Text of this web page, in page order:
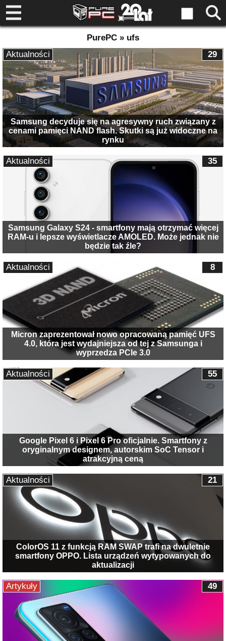
PurePC » ufs
Samsung decyduje się na agresywny ruch związany z
cenami pamięci NAND flash. Skutki są już widoczne na
rynku
29
Aktualności
Samsung Galaxy S24 - smartfony mają otrzymać więcej
RAM-u i lepsze wyświetlacze AMOLED. Może jednak nie
będzie tak źle?
35
Aktualności
Micron zaprezentował nowo opracowaną pamięć UFS
4.0, która jest wydajniejsza od tej z Samsunga i
wyprzedza PCIe 3.0
8
Aktualności
Google Pixel 6 i Pixel 6 Pro oficjalnie. Smartfony z
oryginalnym designem, autorskim SoC Tensor i
atrakcyjną ceną
55
Aktualności
ColorOS 11 z funkcją RAM SWAP trafi na dwuletnie
smartfony OPPO. Lista urządzeń wytypowanych do
aktualizacji
21
Aktualności
49
Artykuły